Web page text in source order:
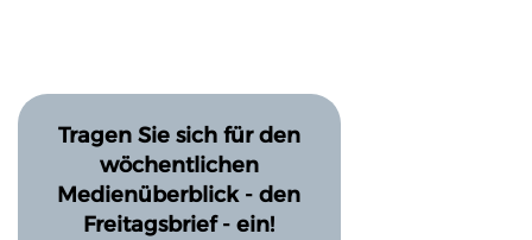
Tragen Sie sich für den
wöchentlichen
Medienüberblick - den
Freitagsbrief - ein!